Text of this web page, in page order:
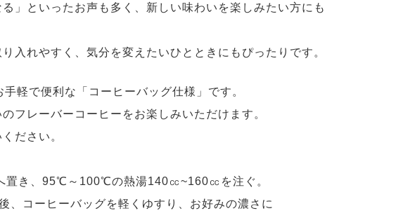
」といったお声も多く、新しい味わいを楽しみたい方にも
入れやすく、気分を変えたいひとときにもぴったりです。
軽で便利な「コーヒーバッグ仕様」です。
フレーバーコーヒーをお楽しみいただけます。
ださい。
置き、95℃～100℃の熱湯140㏄~160㏄を注ぐ。
、コーヒーバッグを軽くゆすり、お好みの濃さに